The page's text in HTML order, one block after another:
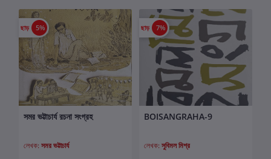
ছাড় 5%
কার্টে যোগ করুন
সমর ভট্টাচার্য রচনা সংগ্রহ
লেখক: সমর ভট্টাচার্য
ছাড় 7%
কার্টে যোগ করুন
BOISANGRAHA-9
লেখক: সুবিমল মিশ্র